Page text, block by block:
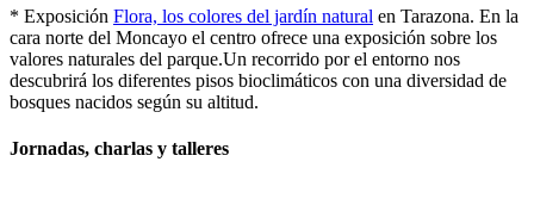
* Exposición Flora, los colores del jardín natural en Tarazona. En la
cara norte del Moncayo el centro ofrece una exposición sobre los
valores naturales del parque.Un recorrido por el entorno nos
descubrirá los diferentes pisos bioclimáticos con una diversidad de
bosques nacidos según su altitud.
Jornadas, charlas y talleres